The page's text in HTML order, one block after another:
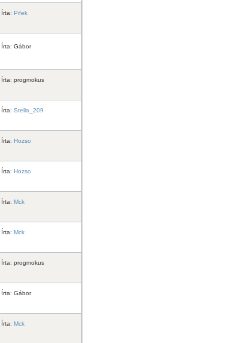
Írta: Pifek
Írta: Gábor
Írta: progmokus
Írta: Stella_209
Írta: Hozso
Írta: Hozso
Írta: Mck
Írta: Mck
Írta: progmokus
Írta: Gábor
Írta: Mck